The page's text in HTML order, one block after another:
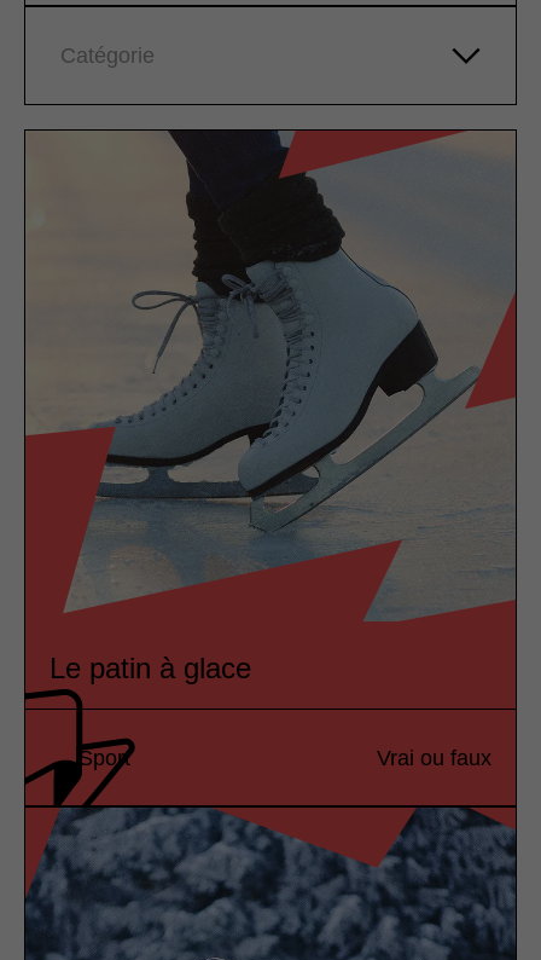
Catégorie
Le patin à glace
Sport Vrai ou faux